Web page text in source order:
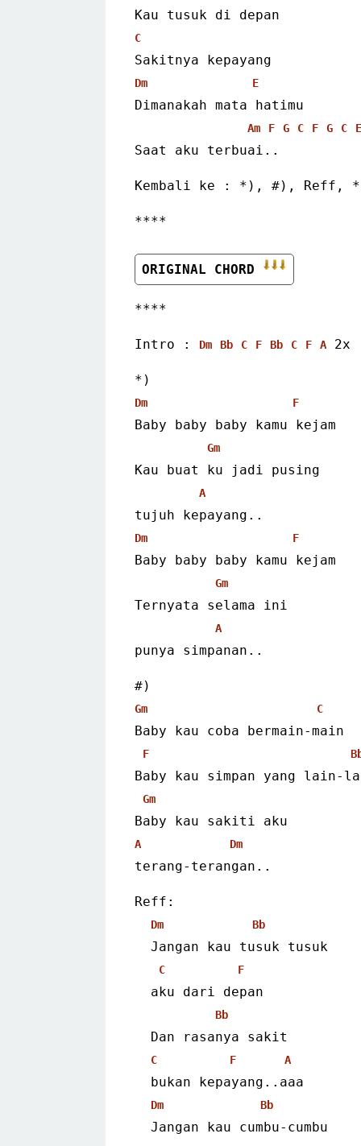
Kau tusuk di depan
C
Sakitnya kepayang
Dm E
Dimanakah mata hatimu
Am F G C F G C E
Saat aku terbuai..
Kembali ke : *), #), Reff,
****
ORIGINAL CHORD
****
Intro : Dm Bb C F Bb C F A 2x
*)
Dm F
Baby baby baby kamu kejam
Gm
Kau buat ku jadi pusing
A
tujuh kepayang..
Dm F
Baby baby baby kamu kejam
Gm
Ternyata selama ini
A
punya simpanan..
#)
Gm C
Baby kau coba bermain-main
F
Baby kau simpan yang lain-
Gm
Baby kau sakiti aku
A Dm
terang-terangan..
Reff:
Dm Bb
Jangan kau tusuk tusuk
C F
aku dari depan
Bb
Dan rasanya sakit
C F A
bukan kepayang..aaa
Dm Bb
Jangan kau cumbu-cumbu